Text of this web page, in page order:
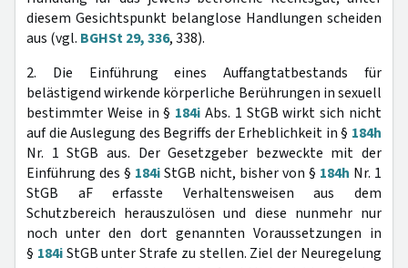
diesem Gesichtspunkt belanglose Handlungen scheiden
aus (vgl. BGHSt 29, 336, 338).
2. Die Einführung eines Auffangtatbestands für
belästigend wirkende körperliche Berührungen in sexuell
bestimmter Weise in § 184i Abs. 1 StGB wirkt sich nicht
auf die Auslegung des Begriffs der Erheblichkeit in § 184h
Nr. 1 StGB aus. Der Gesetzgeber bezweckte mit der
Einführung des § 184iStGB nicht, bisher von § 184h Nr. 1
StGB aF erfasste Verhaltensweisen aus dem
Schutzbereich herauszulösen und diese nunmehr nur
noch unter den dort genannten Voraussetzungen in
§ 184iStGB unter Strafe zu stellen. Ziel der Neuregelung